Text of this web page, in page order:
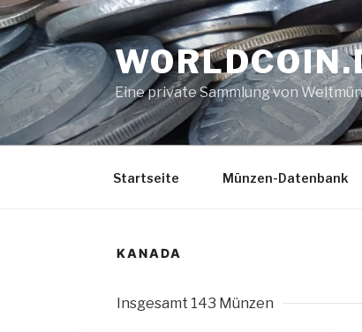
Zum
Inhalt
springen
Eine private Sammlung von
Startseite Münzen-Datenbank
KANADA
Insgesamt 143 Münzen